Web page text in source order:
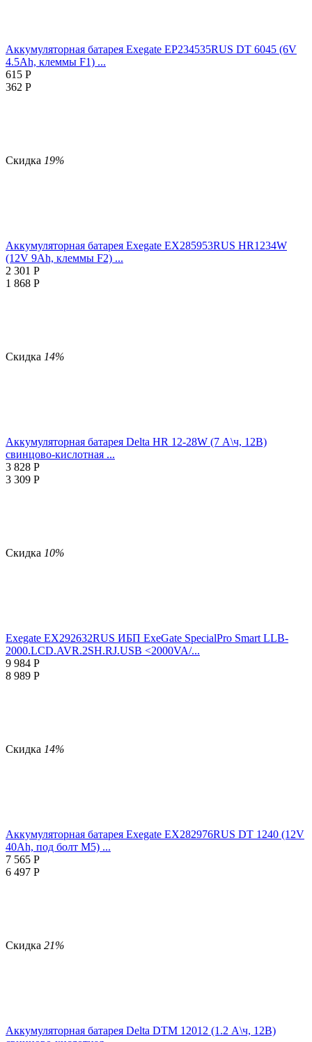
Аккумуляторная батарея Exegate EP234535RUS DT 6045 (6V
4.5Ah, клеммы F1) ...
615 Р
362 Р
Скидка 19%
Аккумуляторная батарея Exegate EX285953RUS HR1234W
(12V 9Ah, клеммы F2) ...
2 301 Р
1 868 Р
Скидка 14%
Аккумуляторная батарея Delta HR 12-28W (7 А\ч, 12В)
свинцово-кислотная ...
3 828 Р
3 309 Р
Скидка 10%
Exegate EX292632RUS ИБП ExeGate SpecialPro Smart LLB-
2000.LCD.AVR.2SH.RJ.USB <2000VA/...
9 984 Р
8 989 Р
Скидка 14%
Аккумуляторная батарея Exegate EX282976RUS DT 1240 (12V
40Ah, под болт М5) ...
7 565 Р
6 497 Р
Скидка 21%
Аккумуляторная батарея Delta DTM 12012 (1.2 А\ч, 12В)